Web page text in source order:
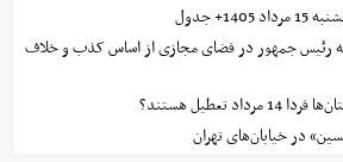
جدول
رئیس جمهور در فضای مجازی از اساس کذب و خلاف
تعطیل هستند؟
در خیابان‌های تهران